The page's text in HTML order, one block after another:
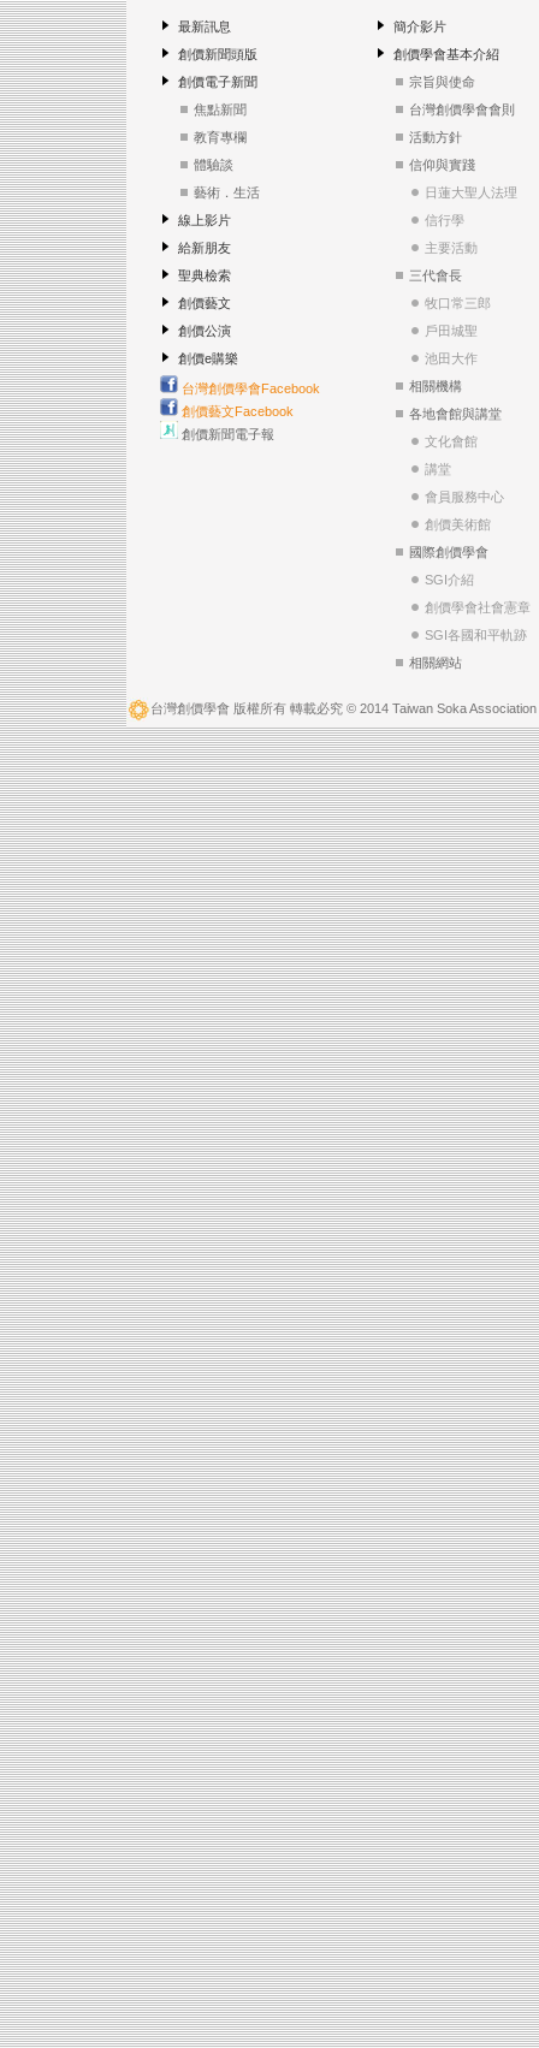
最新訊息
創價新聞頭版
創價電子新聞
焦點新聞
教育專欄
體驗談
藝術．生活
線上影片
給新朋友
聖典檢索
創價藝文
創價公演
創價e購樂
台灣創價學會Facebook
創價藝文Facebook
創價新聞電子報
簡介影片
創價學會基本介紹
宗旨與使命
台灣創價學會會則
活動方針
信仰與實踐
日蓮大聖人法理
信行學
主要活動
三代會長
牧口常三郎
戶田城聖
池田大作
相關機構
各地會館與講堂
文化會館
講堂
會員服務中心
創價美術館
國際創價學會
SGI介紹
創價學會社會憲章
SGI各國和平軌跡
相關網站
台灣創價學會 版權所有 轉載必究 © 2014 Taiwan Soka